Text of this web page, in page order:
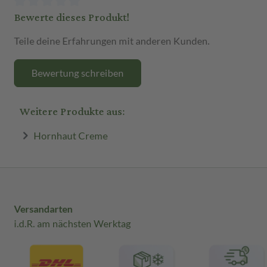
Bewerte dieses Produkt!
Teile deine Erfahrungen mit anderen Kunden.
Bewertung schreiben
Weitere Produkte aus:
Hornhaut Creme
Versandarten
i.d.R. am nächsten Werktag